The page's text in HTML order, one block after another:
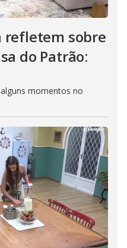
refletem sobre
do Patrão:
momentos no